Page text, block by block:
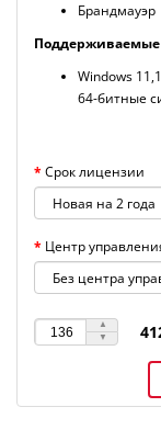
Брандмауэр
Windows
64-битные
Срок лицензии
Центр